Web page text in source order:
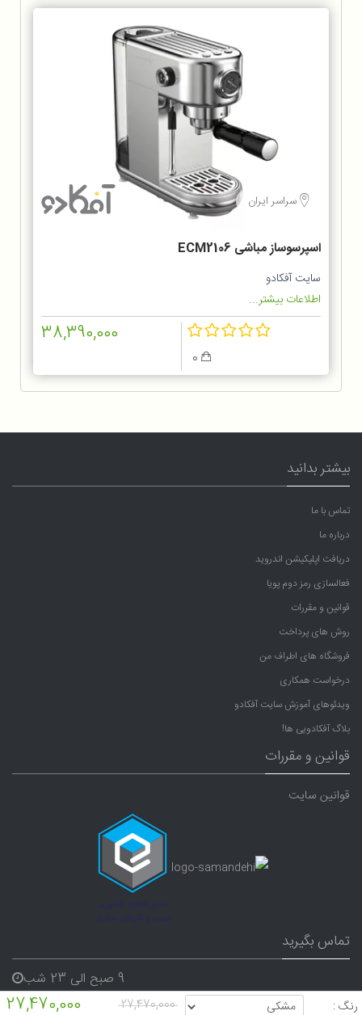
رنگ : 27,470,000
27,470,000
سراسر ایران
اسپرسوساز مباشی ECM2106
سایت آفکادو
اطلاعات بیشتر...
38,390,000
بیشتر بدانید
تماس با ما
درباره ما
دریافت اپلیکیشن اندروید
فعالسازی رمز دوم پویا
قوانین و مقررات
روش های پرداخت
فروشگاه های اطراف من
درخواست همکاری
ویدئوهای آموزش سایت آفکادو
بلاگ آفکادویی ها!
قوانین و مقررات
قوانین سایت
تماس بگیرید
9 صبح الی 23 شب
07191640165